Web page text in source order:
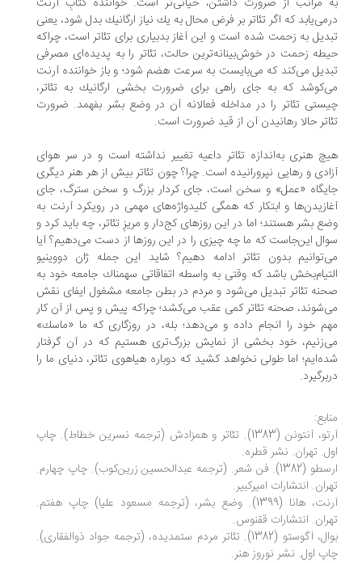
كه اگر تئاتر بر فرض محال به یك نیاز ارگانیك بدل شود، یعنی
به زحمت شده است و این آغاز بدبیاری برای تئاتر است، چراكه
زحمت در خوش‌بینانه‌ترین حالت، تئاتر را به پدیده‌ای مصرفی
می‌كند كه می‌بایست به سرعت هضم شود؛ و باز خواننده آرنت
كه به جای راهی برای ضرورت بخشی ارگانیك به تئاتر،
تئاتر را در مداخله فعالانه آن در وضع بشر بفهمد. ضرورت
حالا رهانیدن آن از قید ضرورت است.
هنری به‌اندازه تئاتر داعیه تغییر نداشته است و در سر هوای
و رهایی نپرورانیده است. چرا؟ چون تئاتر بیش از هر هنر دیگری
«عمل» و سخن است، جای كردار بزرگ و سخن سترگ، جای
و ابتكار كه همگی كلیدواژه‌های مهمی در رویكرد آرنت به
بشر هستند؛ اما در این روزهای كج‌دار و مریزِ تئاتر، چه باید كرد و
این‌جاست كه ما چه چیزی را در این روزها از دست می‌دهیم؟ آیا
بدون تئاتر ادامه دهیم؟ شاید این جمله ژان دووینیو
باشد كه وقتی به واسطه اتفاقاتی سهمناك جامعه خود به
تئاتر تبدیل می‌شود و مردم در بطن جامعه مشغول ایفای نقش
صحنه تئاتر كمی عقب می‌كشد؛ چراكه پیش و پس از آن كار
خود را انجام داده و می‌دهد؛ بله، در روزگاری كه ما «ماسك»
خود بخشی از نمایش بزرگ‌تری هستیم كه در آن گرفتار
اما طولی نخواهد كشید كه دوباره هیاهوی تئاتر، دنیای ما را
آرتو، آنتونن (1383). تئاتر و همزادش (ترجمه نسرین خطاط). چاپ
تهران. نشر قطره.
ارسطو (1382). فن شعر. (ترجمه عبدالحسین زرین‌كوب). چاپ چهارم.
انتشارات امیركبیر.
آرنت، هانا (1399). وضع بشر، (ترجمه مسعود علیا) چاپ هفتم.
انتشارات ققنوس.
بوال، آگوستو (1382). تئاتر مردم ستمدیده، (ترجمه جواد ذوالفقاری).
اول. نشر نوروز هنر.